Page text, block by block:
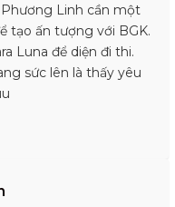
Linh cần một
tạo ấn tượng với BGK.
Luna để diện đi thi.
sức lên là thấy yêu